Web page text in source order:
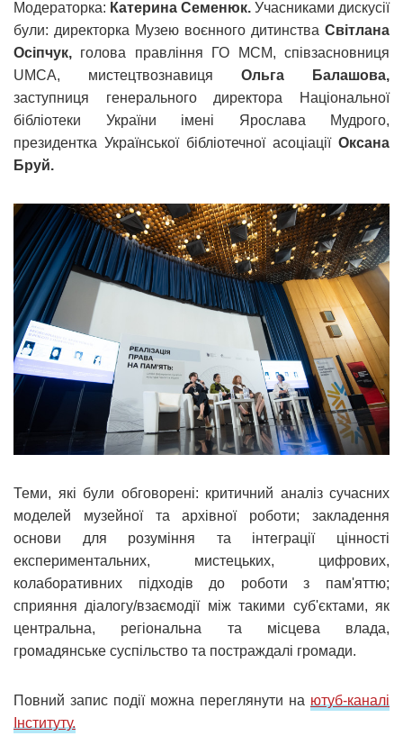
Модераторка: Катерина Семенюк. Учасниками дискусії
були: директорка Музею воєнного дитинства Світлана
Осіпчук, голова правління ГО МСМ, співзасновниця
UMCA, мистецтвознавиця Ольга Балашова,
заступниця генерального директора Національної
бібліотеки України імені Ярослава Мудрого,
президентка Української бібліотечної асоціації Оксана
Бруй.
Теми, які були обговорені: критичний аналіз сучасних
моделей музейної та архівної роботи; закладення
основи для розуміння та інтеграції цінності
експериментальних, мистецьких, цифрових,
колаборативних підходів до роботи з пам'яттю;
сприяння діалогу/взаємодії між такими суб'єктами, як
центральна, регіональна та місцева влада,
громадянське суспільство та постраждалі громади.
Повний запис події можна переглянути на ютуб-каналі
Інституту.